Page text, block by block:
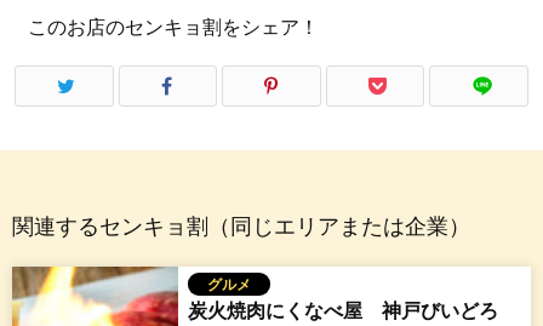
このお店のセンキョ割をシェア！
関連するセンキョ割（同じエリアまたは企業）
グルメ
炭火焼肉にくなべ屋 神戸びいどろ